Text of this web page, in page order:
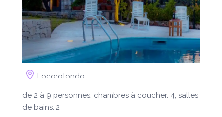
Locorotondo
de 2 à 9 personnes, chambres à coucher: 4, salles
de bains: 2